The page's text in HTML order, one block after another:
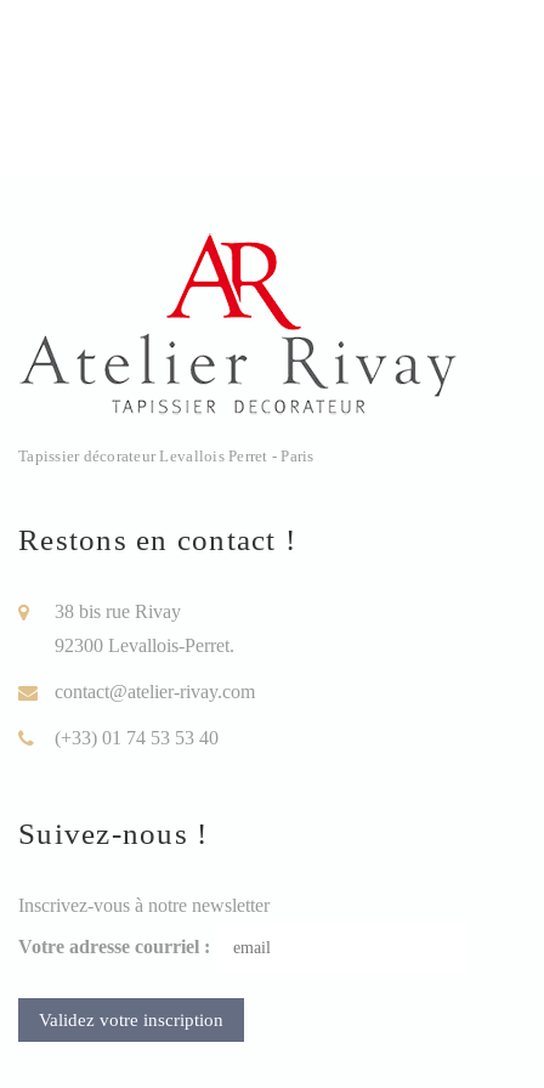
Tapissier décorateur Levallois Perret - Paris
Restons en contact !
38 bis rue Rivay
92300 Levallois-Perret.
contact@atelier-rivay.com
(+33) 01 74 53 53 40
Suivez-nous !
Inscrivez-vous à notre newsletter
Votre adresse courriel :